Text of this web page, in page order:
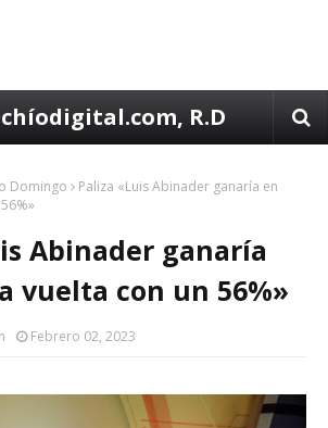
R.D
Domingo
Paliza «Luis Abinader ganaría en
Abinader ganaría
vuelta con un 56%»
Febrero 02, 2023